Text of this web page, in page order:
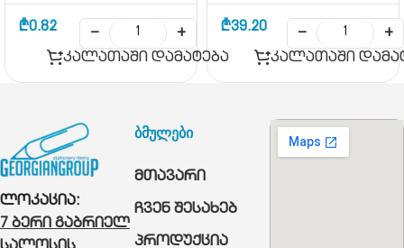
₾0.82 −
+
კალათაში დამატება
₾39.20 −
+
კალათაში
ლოკაცია:
7 ბერი გაბრიელ
ბმულები
მთავარი
ჩვენ შესახებ
პროდუქცია